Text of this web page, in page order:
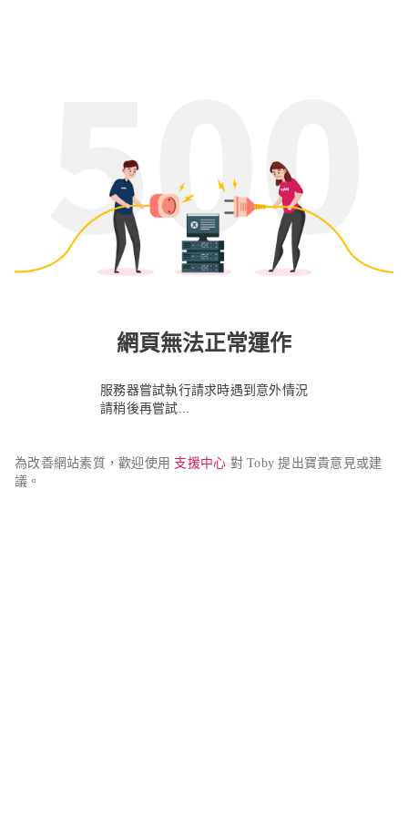
網頁無法正常運作
服務器嘗試執行請求時遇到意外情況
請稍後再嘗試...
為改善網站素質，歡迎使用 支援中心 對 Toby 提出寶貴意見或建
議。